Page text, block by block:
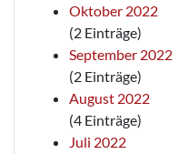
Oktober 2022
(2 Einträge)
September 2022
(2 Einträge)
August 2022
(4 Einträge)
Juli 2022